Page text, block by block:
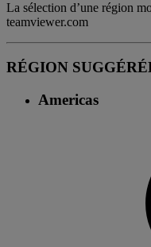
La sélection d’une région
teamviewer.com
RÉGION
Americas